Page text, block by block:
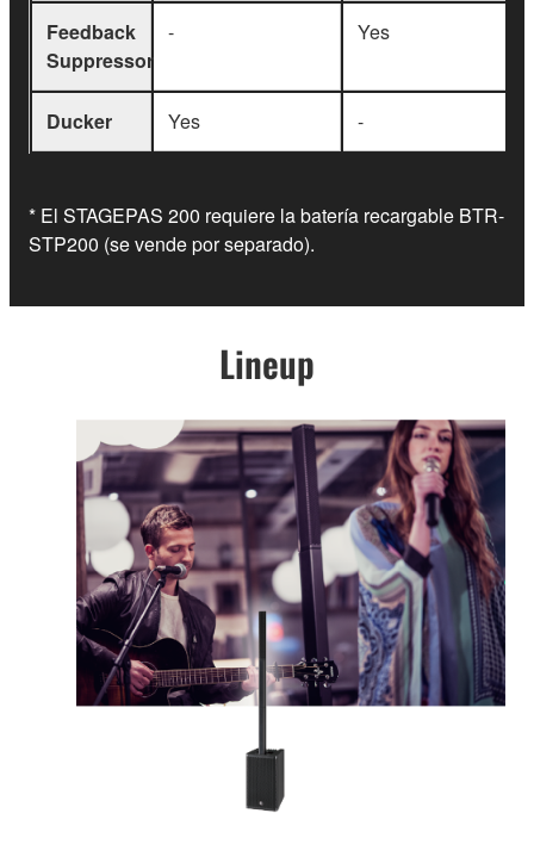
Feedback
Suppressor
- Yes
Ducker Yes -
* El STAGEPAS 200 requiere la batería recargable BTR-
STP200 (se vende por separado).
Lineup